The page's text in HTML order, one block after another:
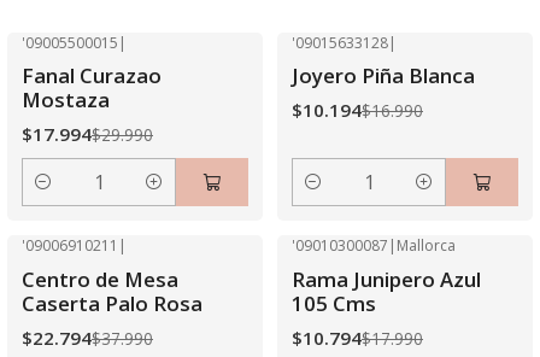
'09005500015 |
Fanal Curazao
Mostaza
$17.994$29.990
Cantidad
'09015633128|
Joyero Piña Blanca
$10.194$16.990
Cantidad
Agotado
'09006910211 |
Centro de Mesa
Caserta Palo Rosa
$22.794$37.990
'09010300087 | Mallorca
Rama Junipero Azul
105 Cms
$10.794$17.990